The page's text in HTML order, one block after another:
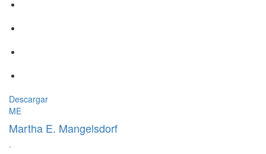
Descargar
ME
Martha E. Mangelsdorf
·